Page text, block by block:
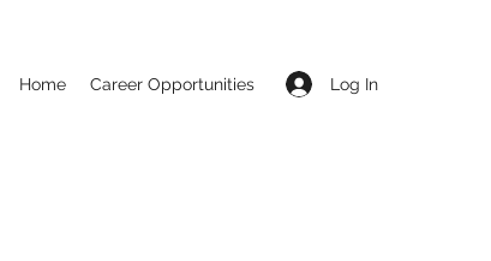
Log In
Home Career Opportunities